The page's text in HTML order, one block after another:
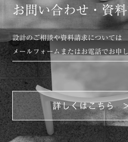
お問い合わせ・資
設計のご相談や資料請求については
メールフォームまたはお電話でお申
詳しくはこちら